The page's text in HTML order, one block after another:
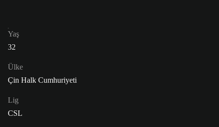
Yaş
32
Ülke
Çin Halk Cumhuriyeti
Lig
CSL